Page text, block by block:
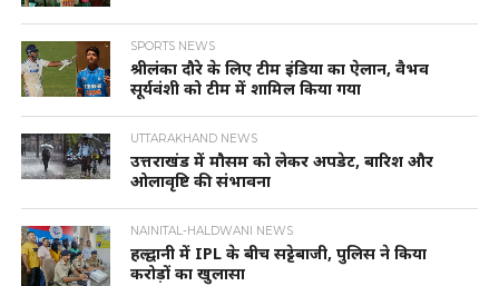
SPORTS NEWS
श्रीलंका दौरे के लिए टीम इंडिया का ऐलान, वैभव
सूर्यवंशी को टीम में शामिल किया गया
UTTARAKHAND NEWS
उत्तराखंड में मौसम को लेकर अपडेट, बारिश और
ओलावृष्टि की संभावना
NAINITAL-HALDWANI NEWS
हल्द्वानी में IPL के बीच सट्टेबाजी, पुलिस ने किया
करोड़ों का खुलासा